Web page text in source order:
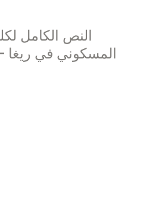
النص الكامل
المسكوني في ريغا